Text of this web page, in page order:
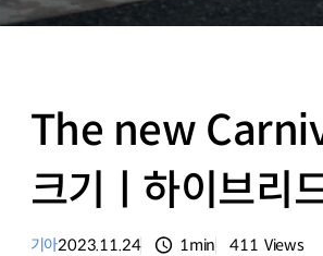
The new
크기ㅣ하이브리
기아2023.11.24 1min 411 Views